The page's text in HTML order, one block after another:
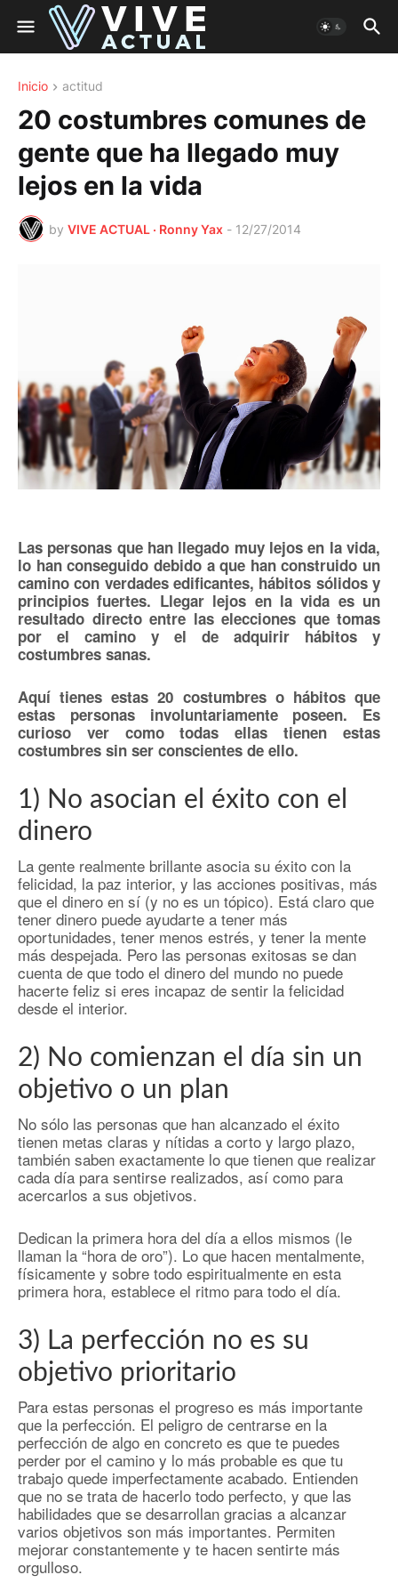
Inicio actitud
20 costumbres comunes de
gente que ha llegado muy
lejos en la vida
by VIVE ACTUAL · Ronny Yax - 12/27/2014
Las personas que han llegado muy lejos en la vida,
lo han conseguido debido a que han construido un
camino con verdades edificantes, hábitos sólidos y
principios fuertes. Llegar lejos en la vida es un
resultado directo entre las elecciones que tomas
por el camino y el de adquirir hábitos y
costumbres sanas.
Aquí tienes estas 20 costumbres o hábitos que
estas personas involuntariamente poseen. Es
curioso ver como todas ellas tienen estas
costumbres sin ser conscientes de ello.
1) No asocian el éxito con el
dinero
La gente realmente brillante asocia su éxito con la
felicidad, la paz interior, y las acciones positivas, más
que el dinero en sí (y no es un tópico). Está claro que
tener dinero puede ayudarte a tener más
oportunidades, tener menos estrés, y tener la mente
más despejada. Pero las personas exitosas se dan
cuenta de que todo el dinero del mundo no puede
hacerte feliz si eres incapaz de sentir la felicidad
desde el interior.
2) No comienzan el día sin un
objetivo o un plan
No sólo las personas que han alcanzado el éxito
tienen metas claras y nítidas a corto y largo plazo,
también saben exactamente lo que tienen que realizar
cada día para sentirse realizados, así como para
acercarlos a sus objetivos.
Dedican la primera hora del día a ellos mismos (le
llaman la “hora de oro”). Lo que hacen mentalmente,
físicamente y sobre todo espiritualmente en esta
primera hora, establece el ritmo para todo el día.
3) La perfección no es su
objetivo prioritario
Para estas personas el progreso es más importante
que la perfección. El peligro de centrarse en la
perfección de algo en concreto es que te puedes
perder por el camino y lo más probable es que tu
trabajo quede imperfectamente acabado. Entienden
que no se trata de hacerlo todo perfecto, y que las
habilidades que se desarrollan gracias a alcanzar
varios objetivos son más importantes. Permiten
mejorar constantemente y te hacen sentirte más
orgulloso.